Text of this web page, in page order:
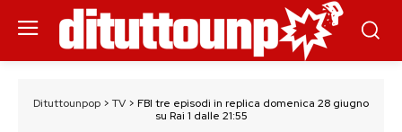
Dituttounpop > TV > FBI tre episodi in replica domenica 28 giugno
su Rai 1 dalle 21:55